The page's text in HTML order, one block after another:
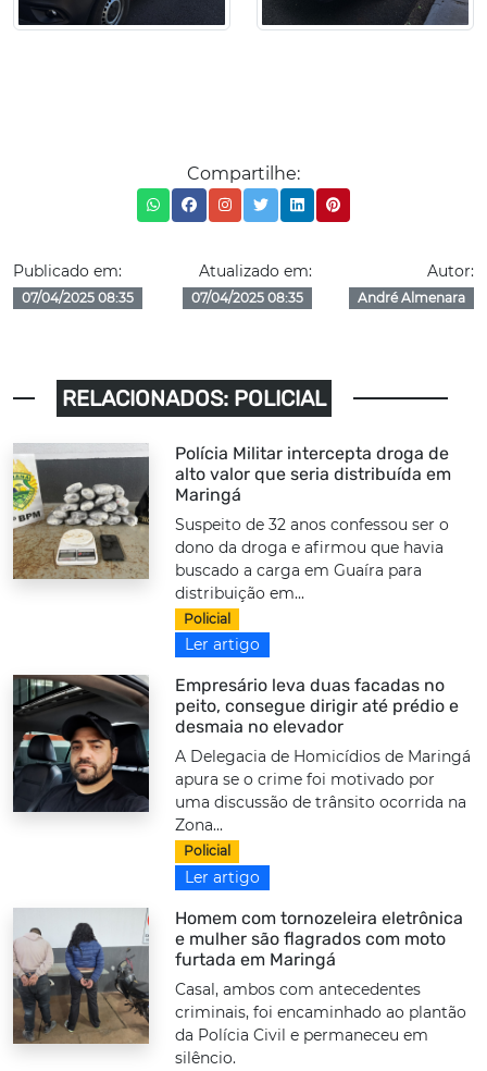
Compartilhe:
Publicado em:
07/04/2025 08:35
Atualizado em:
07/04/2025 08:35
Autor:
André Almenara
RELACIONADOS: POLICIAL
Polícia Militar intercepta droga de
alto valor que seria distribuída em
Maringá
Suspeito de 32 anos confessou ser o
dono da droga e afirmou que havia
buscado a carga em Guaíra para
distribuição em...
Policial
Ler artigo
Empresário leva duas facadas no
peito, consegue dirigir até prédio e
desmaia no elevador
A Delegacia de Homicídios de Maringá
apura se o crime foi motivado por
uma discussão de trânsito ocorrida na
Zona...
Policial
Ler artigo
Homem com tornozeleira eletrônica
e mulher são flagrados com moto
furtada em Maringá
Casal, ambos com antecedentes
criminais, foi encaminhado ao plantão
da Polícia Civil e permaneceu em
silêncio.